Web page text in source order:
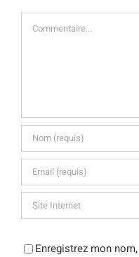
Enregistrez mon